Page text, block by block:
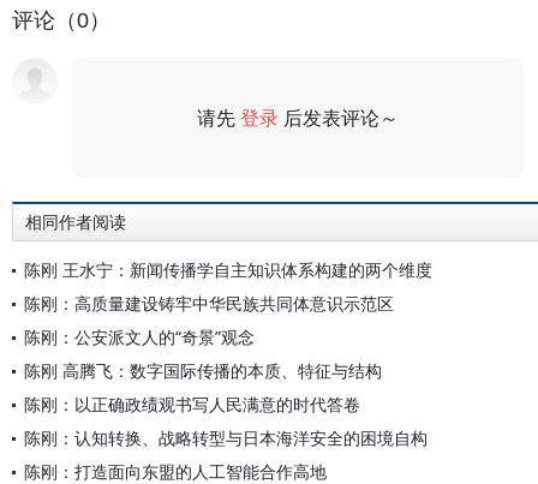
评论（0）
请先登录 后发表评论～
相同作者阅读
陈刚 王水宁：新闻传播学自主知识体系构建的两个维度
陈刚：高质量建设铸牢中华民族共同体意识示范区
陈刚：公安派文人的“奇景”观念
陈刚 高腾飞：数字国际传播的本质、特征与结构
陈刚：以正确政绩观书写人民满意的时代答卷
陈刚：认知转换、战略转型与日本海洋安全的困境自构
陈刚：打造面向东盟的人工智能合作高地